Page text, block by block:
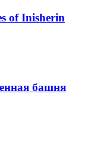
of Inisherin
башня